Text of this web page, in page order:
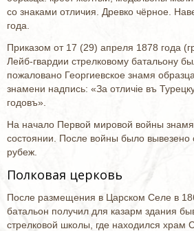
со знаками отличия. Древко чёрное.
года.
Приказом от 17 (29) апреля 1878 года
Лейб-гвардии стрелковому батальону
пожаловано Георгиевское знамя
знамени надпись: «За отличіе въ
годовъ».
На начало Первой мировой войны
состоянии. После войны было
рубеж.
Полковая церковь
После размещения в Царском Селе в
батальон получил для казарм здания
стрелковой школы, где находился храм